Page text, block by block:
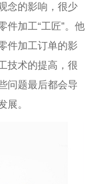
念的影响，很少
件加工“工匠”。他
件加工订单的影
技术的提高，很
问题最后都会导
展。